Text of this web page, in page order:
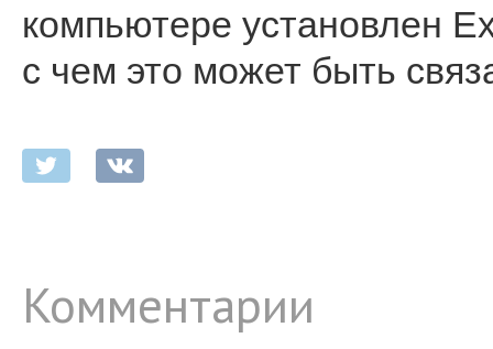
компьютере установлен
с чем это может быть
Комментарии